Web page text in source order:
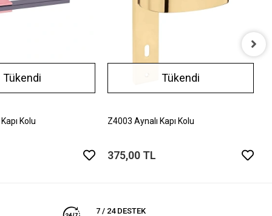
Tükendi
Kolu
Tükendi
Z4003 Aynalı Kapı Kolu
375,00 TL
7 / 24 DESTEK